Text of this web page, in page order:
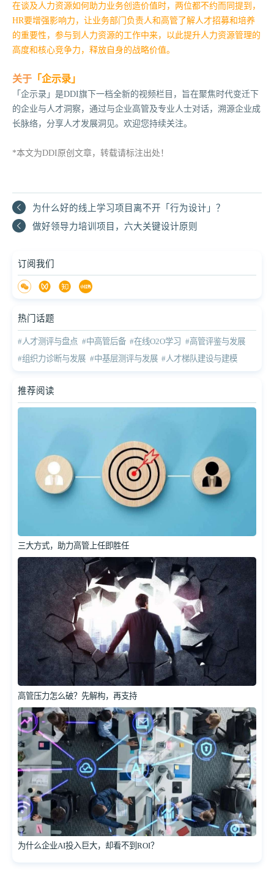
在谈及人力资源如何助力业务创造价值时，两位都不约而同提到，
HR要增强影响力，让业务部门负责人和高管了解人才招募和培养
的重要性，参与到人力资源的工作中来，以此提升人力资源管理的
高度和核心竞争力，释放自身的战略价值。
关于 「企示录」
「企示录」是DDI旗下一档全新的视频栏目，旨在聚焦时代变迁下
的企业与人才洞察，通过与企业高管及专业人士对话，溯源企业成
长脉络，分享人才发展洞见。欢迎您持续关注。
*本文为DDI原创文章，转载请标注出处！
为什么好的线上学习项目离不开「行为设计」？
做好领导力培训项目，六大关键设计原则
订阅我们
热门话题
#人才测评与盘点 #中高管后备 #在线O2O学习 #高管评鉴与发展
#组织力诊断与发展 #中基层测评与发展 #人才梯队建设与建模
推荐阅读
三大方式，助力高管上任即胜任
高管压力怎么破？先解构，再支持
为什么企业AI投入巨大，却看不到ROI？